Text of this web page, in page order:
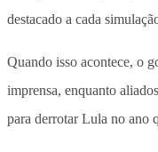
destacado a cada
Quando isso acontece, o
imprensa, enquanto
para derrotar Lula no ano